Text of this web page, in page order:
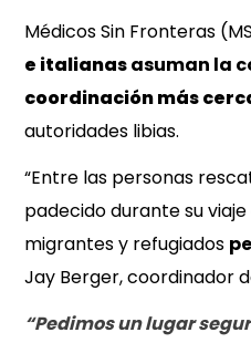
Médicos Sin Fronteras
e italianasasuman la
coordinación más
autoridades libias.
“Entre las personas
padecido durante su
migrantes y refugiados
Jay Berger, coordinador
“Pedimos un lugar